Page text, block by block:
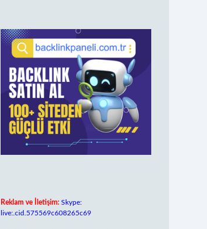
Reklam ve İletişim: Skype:
live:.cid.575569c608265c69